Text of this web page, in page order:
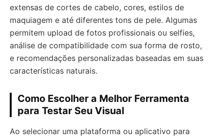
extensas de cortes de cabelo, cores, estilos de
maquiagem e até diferentes tons de pele. Algumas
permitem upload de fotos profissionais ou selfies,
análise de compatibilidade com sua forma de rosto,
e recomendações personalizadas baseadas em suas
características naturais.
Como Escolher a Melhor Ferramenta
para Testar Seu Visual
Ao selecionar uma plataforma ou aplicativo para